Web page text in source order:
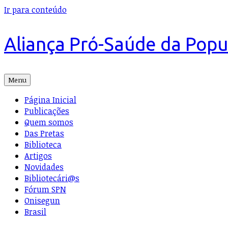
Ir para conteúdo
Aliança Pró-Saúde da
Menu
Página Inicial
Publicações
Quem somos
Das Pretas
Biblioteca
Artigos
Novidades
Bibliotecári@s
Fórum SPN
Onisegun
Brasil